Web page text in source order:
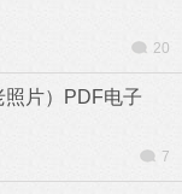
20
照片）PDF电子
7